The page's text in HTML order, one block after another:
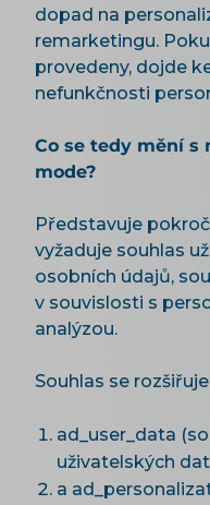
dopad na
remarketingu.
provedeny, dojde
nefunkčnosti
Co se tedy mění s
mode?
Představuje
vyžaduje souhlas
osobních údajů,
v souvislosti s
analýzou.
Souhlas se
ad_user_data
uživatelských
a